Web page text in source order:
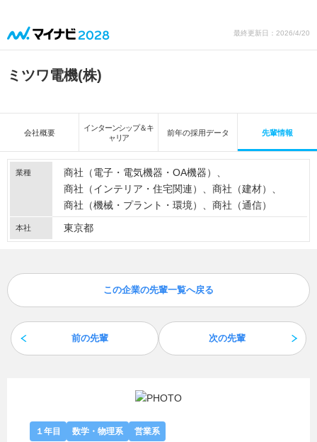
最終更新日：2026/4/20
ミツワ電機(株)
会社概要
インターンシップ＆キ
ャリア
前年の採用データ 先輩情報
業種
商社（電子・電気機器・OA機器）
商社（インテリア・住宅関連）
商社（建材）
商社（機械・プラント・環境）
商社（通信）
本社 東京都
前の先輩
この企業の先輩一覧へ戻る
次の先輩
１年目 数学・物理系 営業系